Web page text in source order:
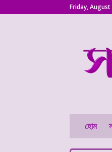
Friday, August
হোম